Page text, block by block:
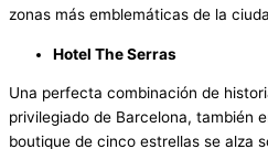
zonas más emblemáticas de la
Hotel The Serras
Una perfecta combinación de
privilegiado de Barcelona, también
boutique de cinco estrellas se alza